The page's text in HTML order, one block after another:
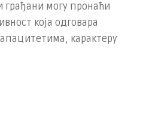
могу пронаћи
која одговара
карактеру